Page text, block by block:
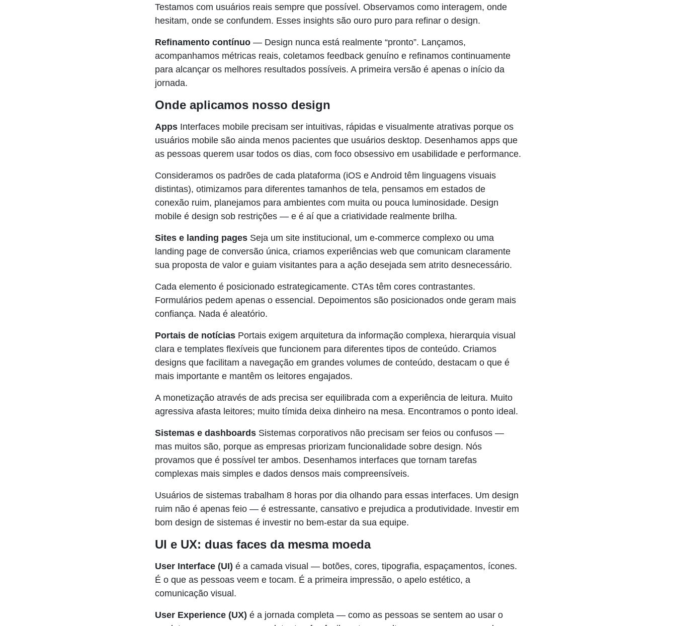
Testamos com usuários reais sempre que possível. Observamos como interagem, onde
hesitam, onde se confundem. Esses insights são ouro puro para refinar o design.
Refinamento contínuo — Design nunca está realmente “pronto”. Lançamos,
acompanhamos métricas reais, coletamos feedback genuíno e refinamos continuamente
para alcançar os melhores resultados possíveis. A primeira versão é apenas o início da
jornada.
Onde aplicamos nosso design
Apps Interfaces mobile precisam ser intuitivas, rápidas e visualmente atrativas porque os
usuários mobile são ainda menos pacientes que usuários desktop. Desenhamos apps que
as pessoas querem usar todos os dias, com foco obsessivo em usabilidade e performance.
Consideramos os padrões de cada plataforma (iOS e Android têm linguagens visuais
distintas), otimizamos para diferentes tamanhos de tela, pensamos em estados de
conexão ruim, planejamos para ambientes com muita ou pouca luminosidade. Design
mobile é design sob restrições — e é aí que a criatividade realmente brilha.
Sites e landing pages Seja um site institucional, um e-commerce complexo ou uma
landing page de conversão única, criamos experiências web que comunicam claramente
sua proposta de valor e guiam visitantes para a ação desejada sem atrito desnecessário.
Cada elemento é posicionado estrategicamente. CTAs têm cores contrastantes.
Formulários pedem apenas o essencial. Depoimentos são posicionados onde geram mais
confiança. Nada é aleatório.
Portais de notícias Portais exigem arquitetura da informação complexa, hierarquia visual
clara e templates flexíveis que funcionem para diferentes tipos de conteúdo. Criamos
designs que facilitam a navegação em grandes volumes de conteúdo, destacam o que é
mais importante e mantêm os leitores engajados.
A monetização através de ads precisa ser equilibrada com a experiência de leitura. Muito
agressiva afasta leitores; muito tímida deixa dinheiro na mesa. Encontramos o ponto ideal.
Sistemas e dashboards Sistemas corporativos não precisam ser feios ou confusos —
mas muitos são, porque as empresas priorizam funcionalidade sobre design. Nós
provamos que é possível ter ambos. Desenhamos interfaces que tornam tarefas
complexas mais simples e dados densos mais compreensíveis.
Usuários de sistemas trabalham 8 horas por dia olhando para essas interfaces. Um design
ruim não é apenas feio — é estressante, cansativo e prejudica a produtividade. Investir em
bom design de sistemas é investir no bem-estar da sua equipe.
UI e UX: duas faces da mesma moeda
User Interface (UI) é a camada visual — botões, cores, tipografia, espaçamentos, ícones.
É o que as pessoas veem e tocam. É a primeira impressão, o apelo estético, a
comunicação visual.
User Experience (UX) é a jornada completa — como as pessoas se sentem ao usar o